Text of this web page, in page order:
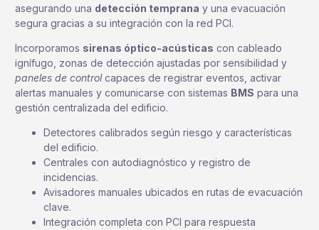
asegurando una detección temprana y una evacuación
segura gracias a su integración con la red PCI.
Incorporamos sirenas óptico-acústicas con cableado
ignífugo, zonas de detección ajustadas por sensibilidad y
paneles de controlcapaces de registrar eventos, activar
alertas manuales y comunicarse con sistemas BMS para una
gestión centralizada del edificio.
Detectores calibrados según riesgo y características
del edificio.
Centrales con autodiagnóstico y registro de
incidencias.
Avisadores manuales ubicados en rutas de evacuación
clave.
Integración completa con PCI para respuesta